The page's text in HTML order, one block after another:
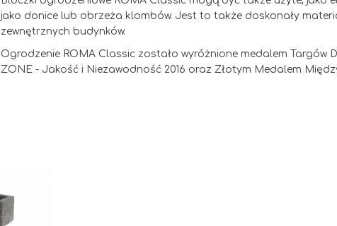
jako donice lub obrzeża klombów. Jest to także doskonały
zewnętrznych budynków.
Ogrodzenie ROMA Classic zostało wyróżnione medalem Targów
ZONE - Jakość i Niezawodność 2016 oraz Złotym Medalem